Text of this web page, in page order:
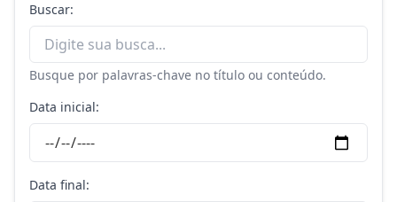
Buscar:
Busque por palavras-chave no título ou conteúdo.
Data inicial:
Data final: